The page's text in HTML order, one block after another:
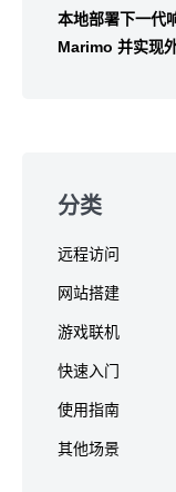
本地部署下一代
Marimo 并实现
分类
远程访问
网站搭建
游戏联机
快速入门
使用指南
其他场景